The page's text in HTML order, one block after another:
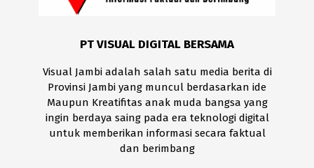
PT VISUAL DIGITAL BERSAMA
Visual Jambi adalah salah satu media berita di
Provinsi Jambi yang muncul berdasarkan ide
Maupun Kreatifitas anak muda bangsa yang
ingin berdaya saing pada era teknologi digital
untuk memberikan informasi secara faktual
dan berimbang